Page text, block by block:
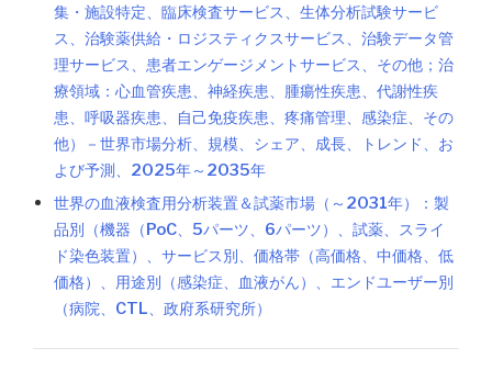
集・施設特定、臨床検査サービス、生体分析試験サービ
ス、治験薬供給・ロジスティクスサービス、治験データ管
理サービス、患者エンゲージメントサービス、その他；治
療領域：心血管疾患、神経疾患、腫瘍性疾患、代謝性疾
患、呼吸器疾患、自己免疫疾患、疼痛管理、感染症、その
他）－世界市場分析、規模、シェア、成長、トレンド、お
よび予測、2025年～2035年
世界の血液検査用分析装置＆試薬市場（～2031年）：製
品別（機器（PoC、5パーツ、6パーツ）、試薬、スライ
ド染色装置）、サービス別、価格帯（高価格、中価格、低
価格）、用途別（感染症、血液がん）、エンドユーザー別
（病院、CTL、政府系研究所）